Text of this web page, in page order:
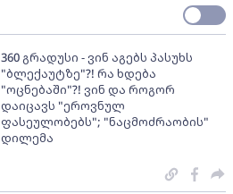
360 გრადუსი - ვინ აგებს პასუხს
"ბლექაუტზე"?! რა ხდება
"ოცნებაში"?! ვინ და როგორ
დაიცავს "ეროვნულ
ფასეულობებს"; "ნაცმოძრაობის"
დილემა